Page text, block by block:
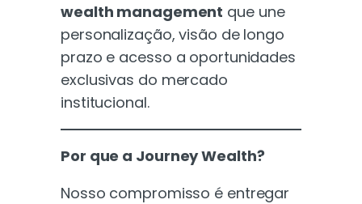
wealth management que une
personalização, visão de longo
prazo e acesso a oportunidades
exclusivas do mercado
institucional.
Por que a Journey Wealth?
Nosso compromisso é entregar